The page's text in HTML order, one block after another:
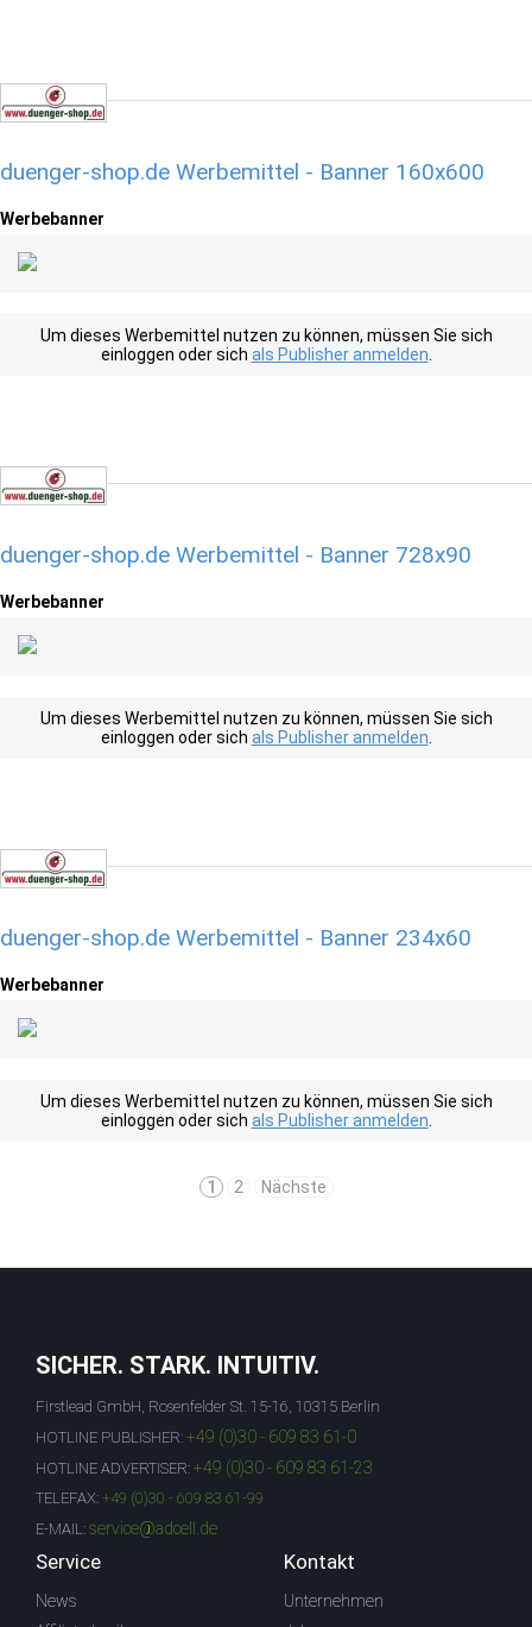
duenger-shop.de Werbemittel - Banner 160x600
Werbebanner
Um dieses Werbemittel nutzen zu können, müssen Sie sich
einloggen oder sich als Publisher anmelden
duenger-shop.de Werbemittel - Banner 728x90
Werbebanner
Um dieses Werbemittel nutzen zu können, müssen Sie sich
einloggen oder sich als Publisher anmelden
duenger-shop.de Werbemittel - Banner 234x60
Werbebanner
Um dieses Werbemittel nutzen zu können, müssen Sie sich
einloggen oder sich als Publisher anmelden
1 2 Nächste
SICHER. STARK. INTUITIV.
Firstlead GmbH, Rosenfelder St. 15-16, 10315 Berlin
HOTLINE PUBLISHER: +49 (0)30 - 609 83 61-0
HOTLINE ADVERTISER: +49 (0)30 - 609 83 61-23
TELEFAX: +49 (0)30 - 609 83 61-99
E-MAIL: service@adcell.de
Service
News
Kontakt
Unternehmen